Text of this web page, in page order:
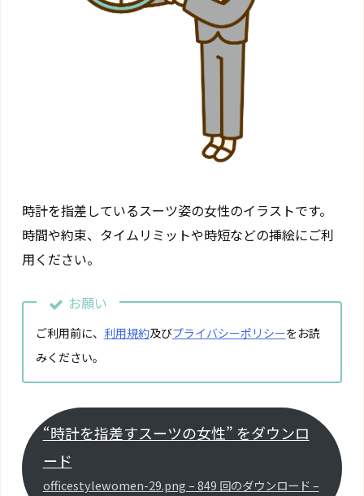
時計を指差しているスーツ姿の女性のイラストです。
時間や約束、タイムリミットや時短などの挿絵にご利
用ください。
お願い
ご利用前に、 利用規約及びプライバシーポリシーをお読
みください。
“時計を指差すスーツの女性” をダウンロ
ード
officestylewomen-29.png – 849 回のダウンロード –